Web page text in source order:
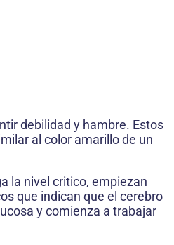
debilidad y hambre. Estos
al color amarillo de un
la nivel critico, empiezan
que indican que el cerebro
y comienza a trabajar